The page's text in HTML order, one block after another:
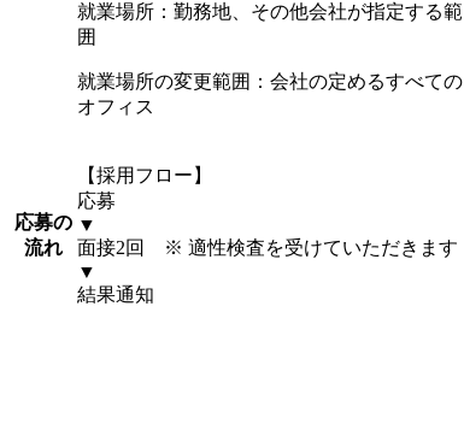
就業場所：勤務地、その他会社が指定する範
囲
就業場所の変更範囲：会社の定めるすべての
オフィス
応募の
流れ
【採用フロー】
応募
▼
面接2回 ※ 適性検査を受けていただきます
▼
結果通知